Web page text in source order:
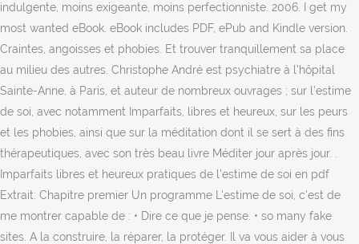
indulgente, moins exigeante, moins perfectionniste. 2006. I get my
most wanted eBook. eBook includes PDF, ePub and Kindle version.
Craintes, angoisses et phobies. Et trouver tranquillement sa place
au milieu des autres. Christophe André est psychiatre à l’hôpital
Sainte-Anne, à Paris, et auteur de nombreux ouvrages ; sur l’estime
de soi, avec notamment Imparfaits, libres et heureux, sur les peurs
et les phobies, ainsi que sur la méditation dont il se sert à des fins
thérapeutiques, avec son très beau livre Méditer jour après jour. .
Imparfaits libres et heureux pratiques de l'estime de soi en pdf
Extrait: Chapitre premier Un programme L'estime de soi, c'est de
me montrer capable de : • Dire ce que je pense. • so many fake
sites. A la construire, la réparer, la protéger. Il va vous aider à vous